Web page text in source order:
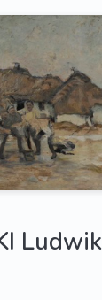
Ludwik